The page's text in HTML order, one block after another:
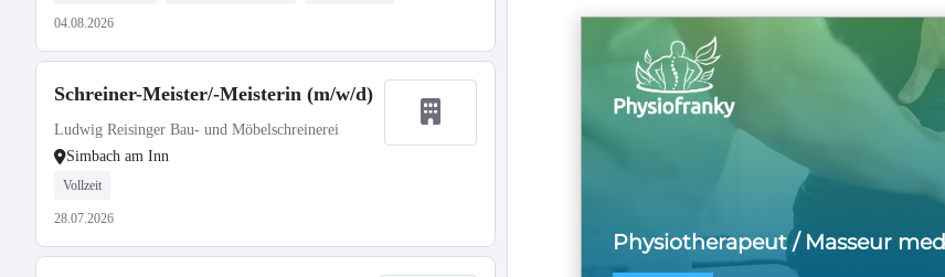
04.08.2026
Schreiner-Meister/-Meisterin (m/w/d)
Ludwig Reisinger Bau- und Möbelschreinerei
Simbach am Inn
Vollzeit
28.07.2026